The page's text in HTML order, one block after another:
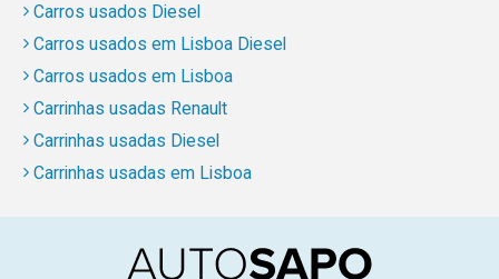
Carros usados Diesel
Carros usados em Lisboa Diesel
Carros usados em Lisboa
Carrinhas usadas Renault
Carrinhas usadas Diesel
Carrinhas usadas em Lisboa